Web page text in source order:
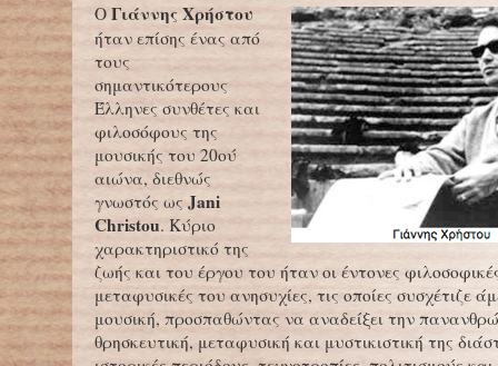
Ο Γιάννης Χρήστου
ήταν επίσης ένας από
τους
σημαντικότερους
Έλληνες συνθέτες και
φιλοσόφους της
μουσικής του 20ού
αιώνα, διεθνώς
γνωστός ωςJani
Christou. Κύριο
χαρακτηριστικό της
ζωής και του έργου του ήταν οι έντονες
μεταφυσικές του ανησυχίες, τις οποίες συσχέτιζε
μουσική, προσπαθώντας να αναδείξει την
θρησκευτική, μεταφυσική και μυστικιστική της